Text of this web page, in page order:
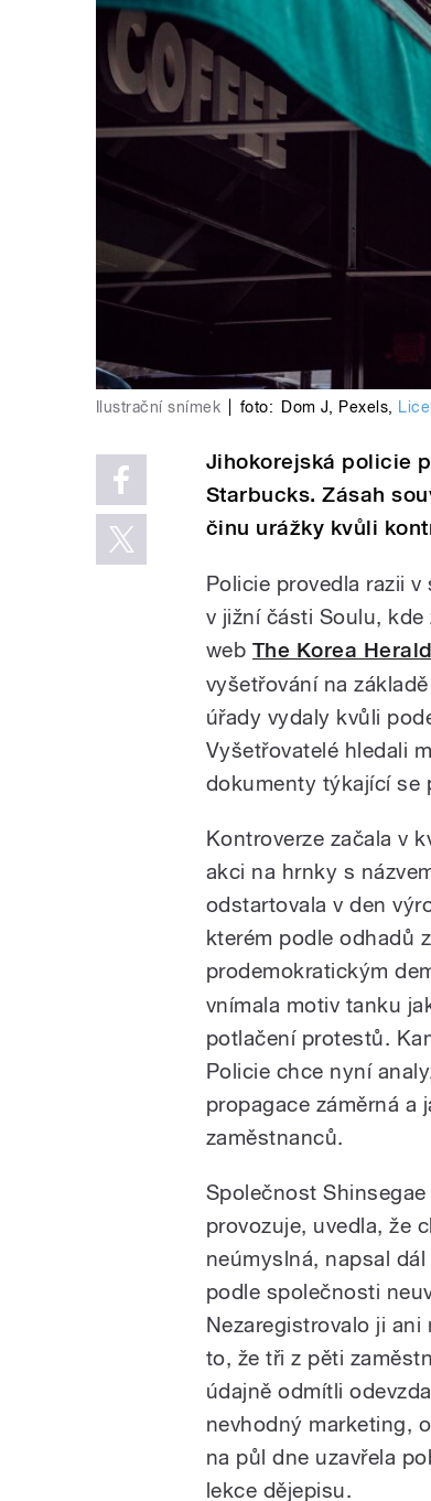
Ilustrační snímek foto: Dom J, Pexels,
Jihokorejská policie
Starbucks. Zásah
činu urážky kvůli
Policie provedla razii
v jižní části Soulu, kde
web The Korea Herald
vyšetřování na
úřady vydaly kvůli
Vyšetřovatelé hledali
dokumenty týkající se
Kontroverze začala v
akci na hrnky s
odstartovala v den
kterém podle odhadů
prodemokratickým
vnímala motiv tanku
potlačení protestů.
Policie chce nyní
propagace záměrná a
zaměstnanců.
Společnost
provozuje, uvedla, že
neúmyslná, napsal
podle společnosti
Nezaregistrovalo ji
to, že tři z pěti
údajně odmítli
nevhodný marketing,
na půl dne uzavřela
lekce dějepisu.